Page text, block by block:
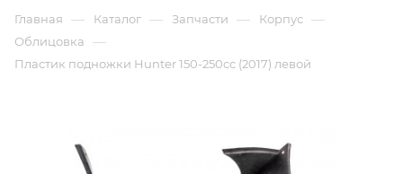
Главная — Каталог — Запчасти — Корпус —
Облицовка —
Пластик подножки Hunter 150-250сс (2017) левой